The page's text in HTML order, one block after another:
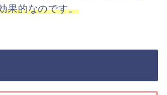
果的なのです。